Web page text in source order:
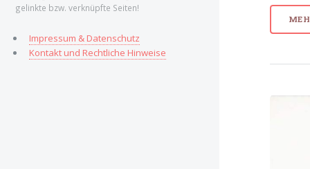
gelinkte bzw. verknüpfte Seiten!
Impressum & Datenschutz
Kontakt und Rechtliche Hinweise